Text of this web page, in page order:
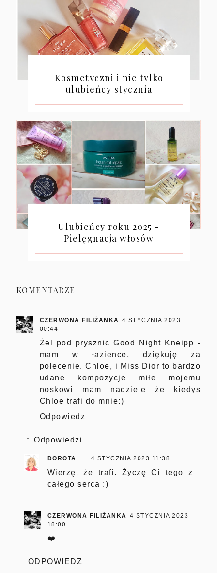
Kosmetyczni i nie tylko
ulubieńcy stycznia
Ulubieńcy roku 2025 -
Pielęgnacja włosów
KOMENTARZE
CZERWONA FILIŻANKA
4 STYCZNIA 2023
00:44
Żel pod prysznic Good Night Kneipp -
mam w łazience, dziękuję za
polecenie. Chloe, i Miss Dior to bardzo
udane kompozycje miłe mojemu
noskowi mam nadzieje że kiedys
Chloe trafi do mnie:)
Odpowiedz
Odpowiedzi
DOROTA 4 STYCZNIA 2023 11:38
Wierzę, że trafi. Życzę Ci tego z
całego serca :)
CZERWONA FILIŻANKA
4 STYCZNIA 2023
18:00
❤️
ODPOWIEDZ